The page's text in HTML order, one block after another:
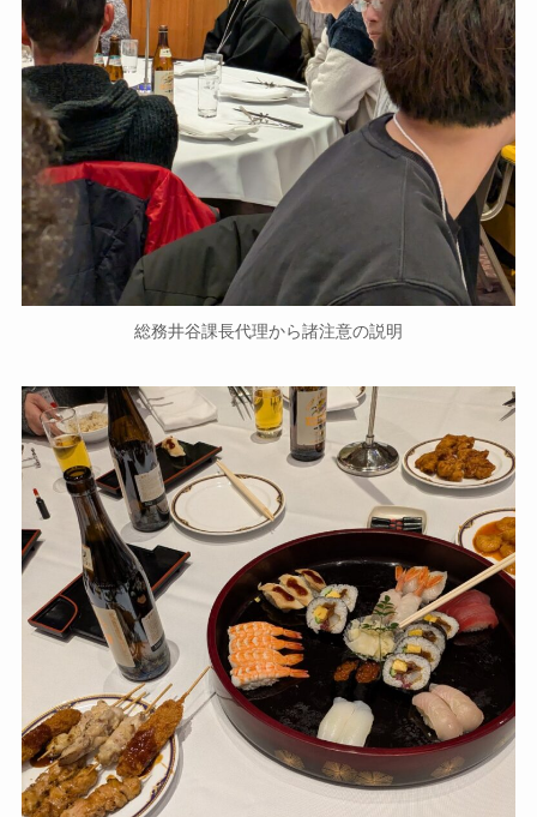
総務井谷課長代理から諸注意の説明